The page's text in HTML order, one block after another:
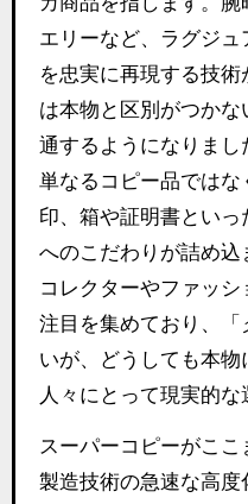
エリーなど、ラグジ
を忠実に再現する技
は本物と区別がつか
通するようになりまし
単なるコピー品ではな
印、箱や証明書とい
へのこだわりが詰め込
コレクターやファッ
注目を集めており、「
いが、どうしても本物
人々にとって現実的な
スーパーコピーがここ
製造技術の急速な高